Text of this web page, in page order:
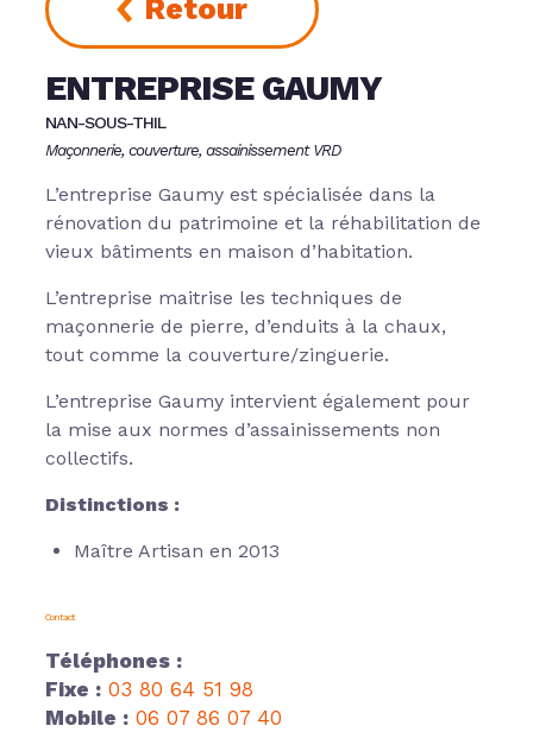
Retour
ENTREPRISE GAUMY
NAN-SOUS-THIL
Maçonnerie, couverture, assainissement VRD
L’entreprise Gaumy est spécialisée dans la
rénovation du patrimoine et la réhabilitation de
vieux bâtiments en maison d’habitation.
L’entreprise maitrise les techniques de
maçonnerie de pierre, d’enduits à la chaux,
tout comme la couverture/zinguerie.
L’entreprise Gaumy intervient également pour
la mise aux normes d’assainissements non
collectifs.
Distinctions :
Maître Artisan en 2013
Contact
Téléphones :
Fixe : 03 80 64 51 98
Mobile : 06 07 86 07 40